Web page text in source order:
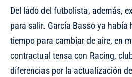
Del lado del futbolista, además,
para salir. García Basso ya había
tiempo para cambiar de aire, en
contractual tensa con Racing,
diferencias por la actualización